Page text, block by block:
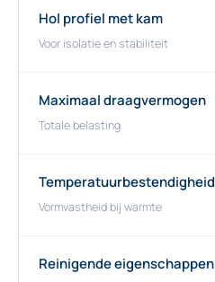
Hol profiel met kam
Voor isolatie en stabiliteit
Maximaal draagvermogen
Totale belasting
Temperatuurbestendigheid
Vormvastheid bij warmte
Reinigende eigenschappen